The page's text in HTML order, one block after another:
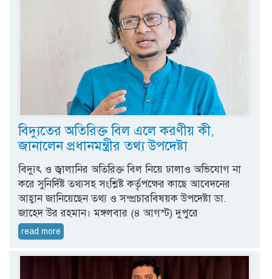
বিদ্যুতের অতিরিক্ত বিল এলে করণীয় কী,
জানালেন প্রধানমন্ত্রীর তথ্য উপদেষ্টা
বিদ্যুৎ ও জ্বালানির অতিরিক্ত বিল নিয়ে ঢালাও অভিযোগ না
করে সুনির্দিষ্ট তথ্যসহ সংশ্লিষ্ট কর্তৃপক্ষের কাছে আবেদনের
আহ্বান জানিয়েছেন তথ্য ও সম্প্রচারবিষয়ক উপদেষ্টা ডা.
জাহেদ উর রহমান। মঙ্গলবার (৪ আগস্ট) দুপুরে
read more